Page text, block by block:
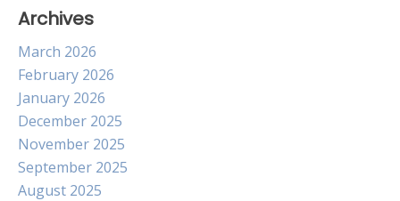
Archives
March 2026
February 2026
January 2026
December 2025
November 2025
September 2025
August 2025